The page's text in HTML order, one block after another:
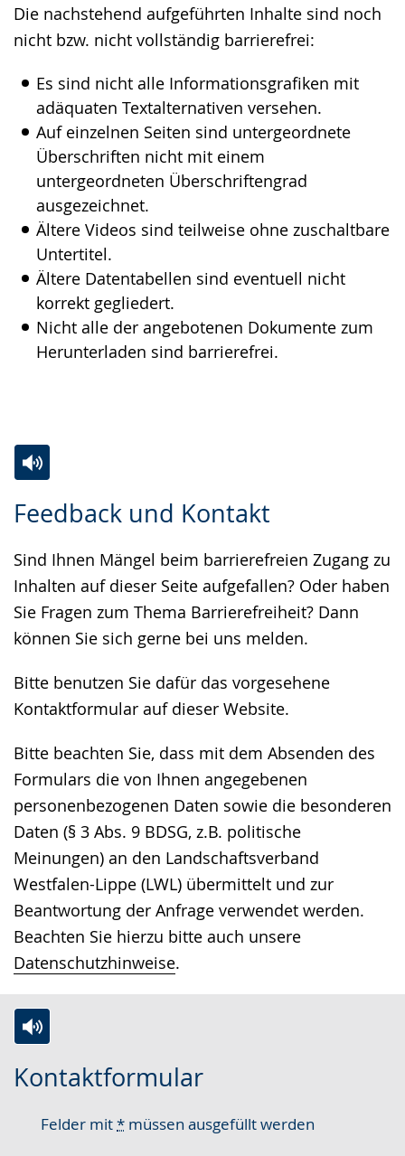
Die nachstehend aufgeführten Inhalte sind noch
nicht bzw. nicht vollständig barrierefrei:
Es sind nicht alle Informationsgrafiken mit
adäquaten Textalternativen versehen.
Auf einzelnen Seiten sind untergeordnete
Überschriften nicht mit einem
untergeordneten Überschriftengrad
ausgezeichnet.
Ältere Videos sind teilweise ohne zuschaltbare
Untertitel.
Ältere Datentabellen sind eventuell nicht
korrekt gegliedert.
Nicht alle der angebotenen Dokumente zum
Herunterladen sind barrierefrei.
wechseln.
Deutscher
Gebärdensprache
wird
angezeigt.
Feedback und Kontakt
Sind Ihnen Mängel beim barrierefreien Zugang zu
Inhalten auf dieser Seite aufgefallen? Oder haben
Sie Fragen zum Thema Barrierefreiheit? Dann
können Sie sich gerne bei uns melden.
Bitte benutzen Sie dafür das vorgesehene
Kontaktformular auf dieser Website.
Bitte beachten Sie, dass mit dem Absenden des
Formulars die von Ihnen angegebenen
personenbezogenen Daten sowie die besonderen
Daten (§ 3 Abs. 9 BDSG, z.B. politische
Meinungen) an den Landschaftsverband
Westfalen-Lippe (LWL) übermittelt und zur
Beantwortung der Anfrage verwendet werden.
Beachten Sie hierzu bitte auch unsere
Datenschutzhinweise.
Leichten
wechseln.
Audio-
Video
Deutscher
Gebärdensprache
wird
angezeigt.
Kontaktformular
Felder mit* müssen ausgefüllt werden
Leichten
wechseln.
Audio-
Video
Deutscher